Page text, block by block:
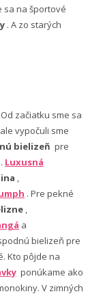
sa na športové
. A zo starých
začiatku sme sa
vypočuli sme
bielizeň pre
Luxusná
,
. Pre pekné
,
a
bielizeň pre
Kto pôjde na
ponúkame ako
V zimných